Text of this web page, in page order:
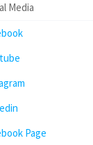
Media
Page